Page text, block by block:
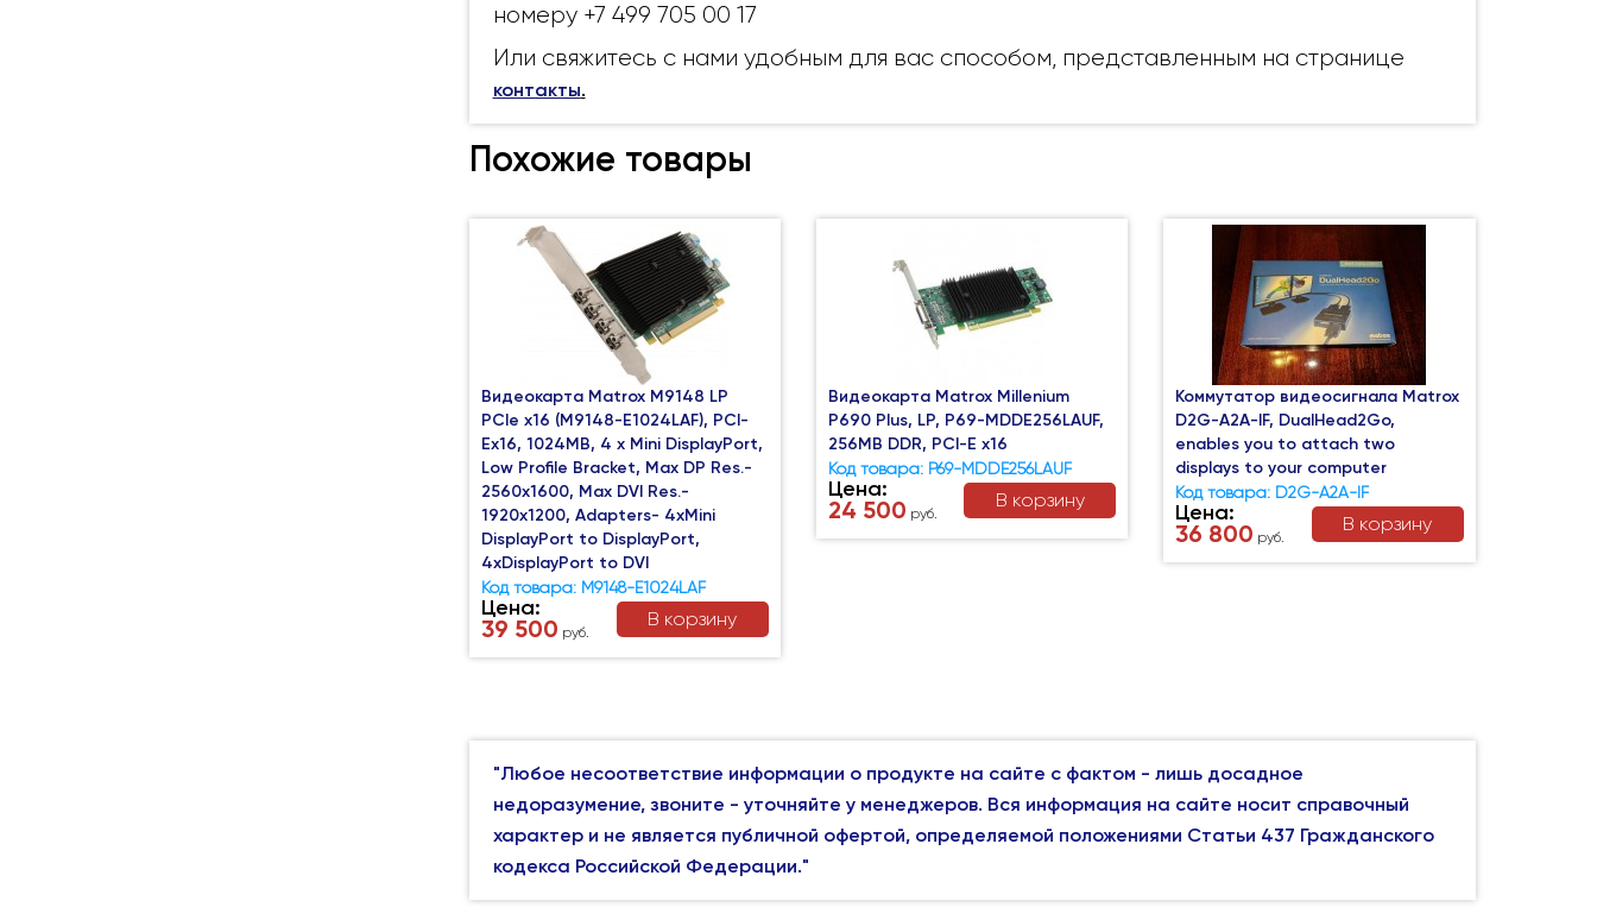
номеру +7 499 705 00 17
Или свяжитесь с нами удобным для вас способом, представленным на странице
контакты.
Похожие товары
Видеокарта Matrox M9148 LP
PCIe x16 (M9148-E1024LAF), PCI-
Ex16, 1024MB, 4 x Mini DisplayPort,
Low Profile Bracket, Max DP Res.-
2560x1600, Max DVI Res.-
1920x1200, Adapters- 4xMini
DisplayPort to DisplayPort,
4xDisplayPort to DVI
Код товара: M9148-E1024LAF
Цена:
39 500 руб.
В корзину
Видеокарта Matrox Millenium
P690 Plus, LP, P69-MDDE256LAUF,
256MB DDR, PCI-E x16
Код товара: P69-MDDE256LAUF
Цена:
24 500 руб.
В корзину
Коммутатор видеосигнала Matrox
D2G-A2A-IF, DualHead2Go,
enables you to attach two
displays to your computer
Код товара: D2G-A2A-IF
Цена:
36 800 руб.
В корзину
"Любое несоответствие информации о продукте на сайте с фактом - лишь досадное
недоразумение, звоните - уточняйте у менеджеров. Вся информация на сайте носит справочный
характер и не является публичной офертой, определяемой положениями Статьи 437 Гражданского
кодекса Российской Федерации."